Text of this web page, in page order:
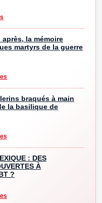
la mémoire
martyrs de la guerre
braqués à main
la basilique de
: DES
À
?